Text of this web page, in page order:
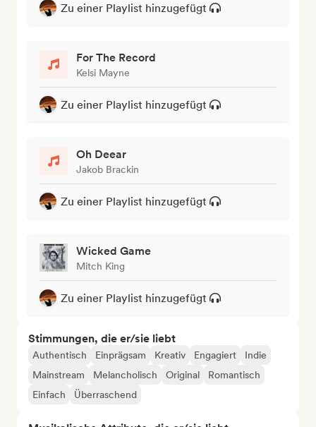
Zu einer Playlist hinzugefügt
For The Record
Kelsi Mayne
Zu einer Playlist hinzugefügt
Oh Deear
Jakob Brackin
Zu einer Playlist hinzugefügt
Wicked Game
Mitch King
Zu einer Playlist hinzugefügt
Stimmungen, die er/sie liebt
Authentisch Einprägsam Kreativ Engagiert
Indie
Mainstream
Melancholisch Original
Romantisch
Einfach
Überraschend